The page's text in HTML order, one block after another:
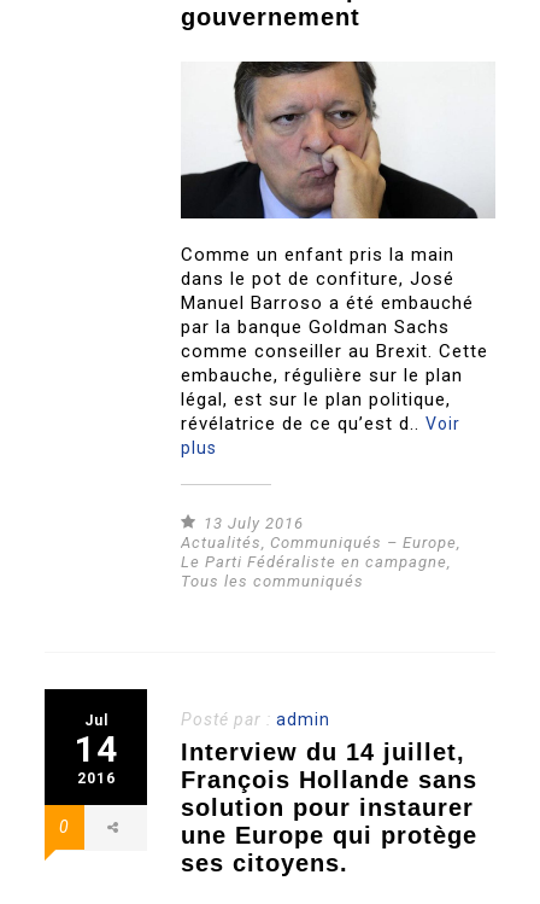
gouvernement
Comme un enfant pris la main
dans le pot de confiture, José
Manuel Barroso a été embauché
par la banque Goldman Sachs
comme conseiller au Brexit. Cette
embauche, régulière sur le plan
légal, est sur le plan politique,
révélatrice de ce qu’est d..Voir
plus
13 July 2016
Actualités, Communiqués – Europe,
Le Parti Fédéraliste en campagne,
Tous les communiqués
Jul
14
2016
0
Posté par :admin
Interview du 14 juillet,
François Hollande sans
solution pour instaurer
une Europe qui protège
ses citoyens.